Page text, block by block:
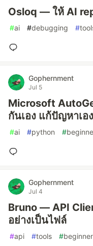
Osloq — ให้ AI
#ai #debugging #
Gophernment
Jul 5
Microsoft
กันเอง แก้ปัญหาเอง
#ai #python #
Gophernment
Jul 4
Bruno — API
อย่างเป็นไฟล์
#api #tools #